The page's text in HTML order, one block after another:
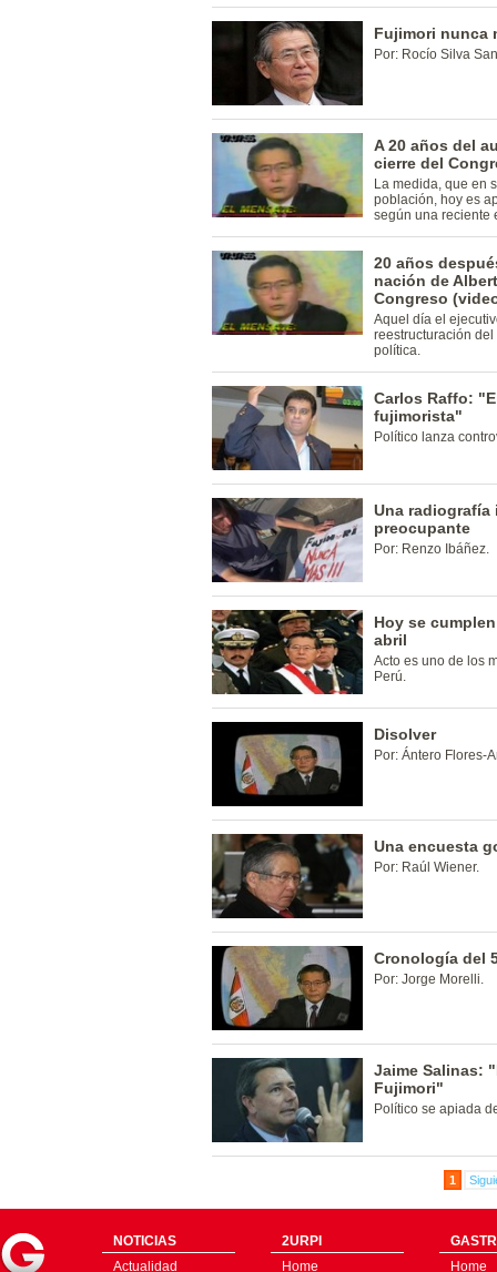
Fujimori nunca
Por: Rocío Silva
A 20 años del
cierre del
La medida, que en
población, hoy es
según una reciente
20 años
nación de
Congreso
Aquel día el
reestructuración
política.
Carlos Raffo:
fujimorista"
Político lanza
Una
preocupante
Por: Renzo Ibáñez.
Hoy se
abril
Acto es uno de los
Perú.
Disolver
Por: Ántero Flores-
Una encuesta
Por: Raúl Wiener.
Cronología del
Por: Jorge Morelli.
Jaime Salinas:
Fujimori"
Político se apiada
1
NOTICIAS
Actualidad
2URPI
Home
Home